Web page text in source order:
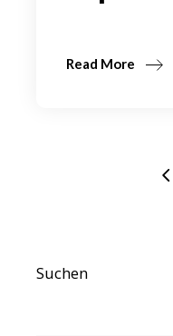
Read More
Beiträge
Suchen